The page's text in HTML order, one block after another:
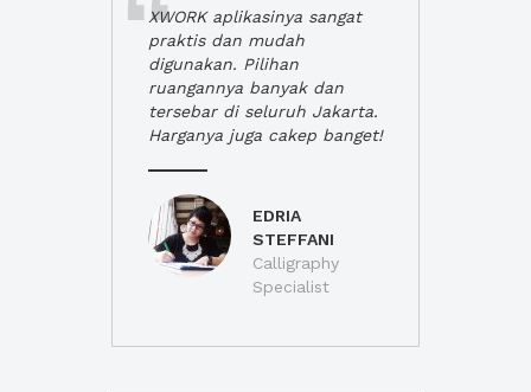
XWORK aplikasinya sangat
praktis dan mudah
digunakan. Pilihan
ruangannya banyak dan
tersebar di seluruh Jakarta.
Harganya juga cakep banget!
EDRIA
STEFFANI
Calligraphy
Specialist